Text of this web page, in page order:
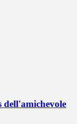
dell'amichevole